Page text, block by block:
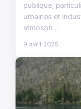
publique,
urbaines et
atmosph...
9 avril 2025